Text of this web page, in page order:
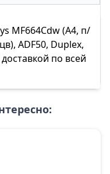
MF664Сdw (А4, п/
ADF50, Duplex,
по всей